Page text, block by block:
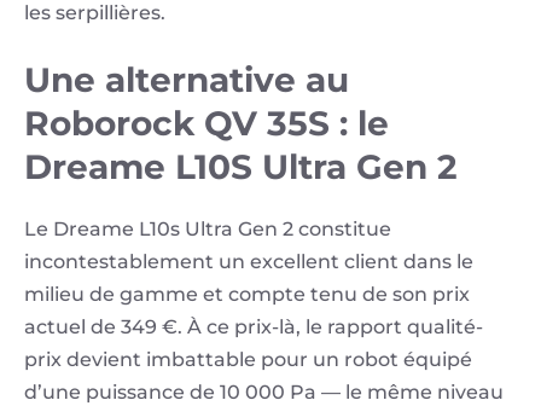
les serpillières.
Une alternative au
Roborock QV 35S : le
Dreame L10S Ultra Gen 2
Le Dreame L10s Ultra Gen 2 constitue
incontestablement un excellent client dans le
milieu de gamme et compte tenu de son prix
actuel de 349 €. À ce prix-là, le rapport qualité-
prix devient imbattable pour un robot équipé
d’une puissance de 10 000 Pa — le même niveau